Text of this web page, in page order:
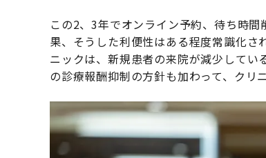
この2、3年でオンライン予約、待ち時
果、そうした利便性はある程度常識化
ニックは、新規患者の来院が減少してい
の診療報酬抑制の方針も加わって、クリ